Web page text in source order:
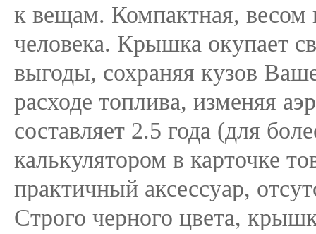
к вещам. Компактная, весом
человека. Крышка окупает
выгоды, сохраняя кузов
расходе топлива, изменяя
составляет 2.5 года (для
калькулятором в карточке
практичный аксессуар,
Строго черного цвета,